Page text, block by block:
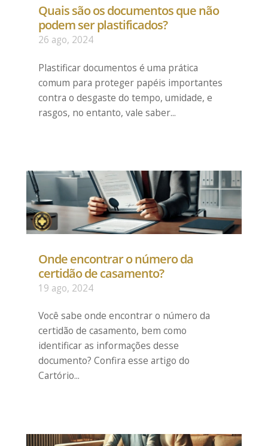
Quais são os documentos que não
podem ser plastificados?
26 ago, 2024
Plastificar documentos é uma prática
comum para proteger papéis importantes
contra o desgaste do tempo, umidade, e
rasgos, no entanto, vale saber...
Onde encontrar o número da
certidão de casamento?
19 ago, 2024
Você sabe onde encontrar o número da
certidão de casamento, bem como
identificar as informações desse
documento? Confira esse artigo do
Cartório...